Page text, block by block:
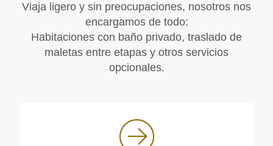
Viaja ligero y sin preocupaciones, nosotros nos
encargamos de todo:
Habitaciones con baño privado, traslado de
maletas entre etapas y otros servicios
opcionales.